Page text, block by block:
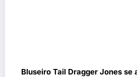
Bluseiro Tail Dragger Jones se